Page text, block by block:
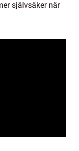
självsäker när